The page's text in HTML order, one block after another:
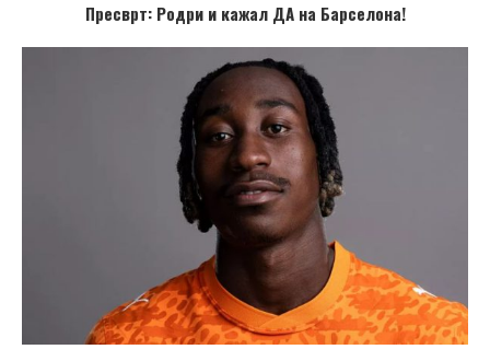
Пресврт: Родри и кажал ДА на Барселона!